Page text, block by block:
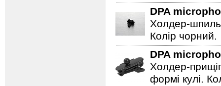
DPA
Холдер-
Колір чорний.
DPA
Холдер-
формі кулі.